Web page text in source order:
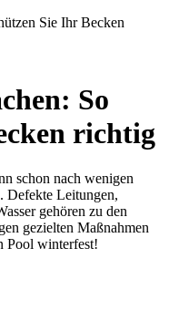
Sie Ihr Becken
So
richtig
schon nach wenigen
Defekte Leitungen,
gehören zu den
gezielten Maßnahmen
Pool winterfest!